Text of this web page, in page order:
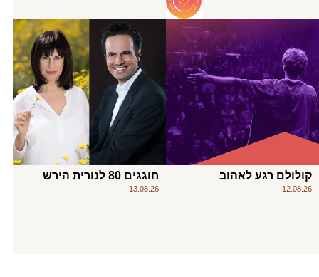
קולולם רגע לאהוב
12.08.26
חוגגים 80 לנורית הירש
13.08.26